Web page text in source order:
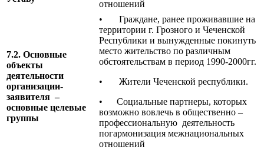
отношений
7.2. Основные
объекты
деятельности
организации-
заявителя –
основные целевые
группы
• Граждане, ранее проживавшие на
территории г. Грозного и Чеченской
Республики и вынужденные покинуть
место жительство по различным
обстоятельствам в период 1990-2000гг.
• Жители Чеченской республики.
• Социальные партнеры, которых
возможно вовлечь в общественно –
профессиональную деятельность
погармонизация межнациональных
отношений